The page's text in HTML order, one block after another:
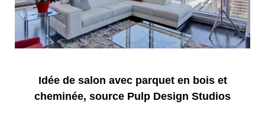
Idée de salon avec parquet en bois et
cheminée, source Pulp Design Studios